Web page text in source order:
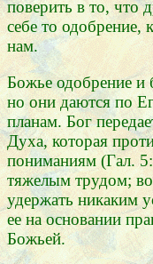
поверить в то, что
себе то одобрение,
нам.
Божье одобрение и
но они даются по
планам. Бог
Духа, которая
пониманиям (Гал.
тяжелым трудом;
удержать никаким
ее на основании
Божьей.